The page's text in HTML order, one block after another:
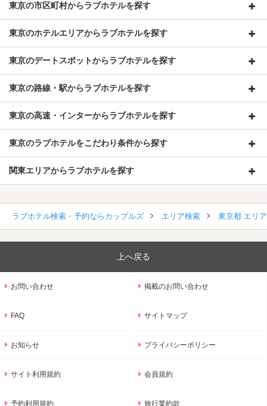
東京の市区町村からラブホテルを探す
東京のホテルエリアからラブホテルを探す
東京のデートスポットからラブホテルを探す
東京の路線・駅からラブホテルを探す
東京の高速・インターからラブホテルを探す
東京のラブホテルをこだわり条件から探す
関東エリアからラブホテルを探す
ラブホテル検索・予約ならカップルズ エリア検索 東京都 エリ
上へ戻る
お問い合わせ 掲載のお問い合わせ
FAQ サイトマップ
お知らせ プライバシーポリシー
サイト利用規約 会員規約
予約利用規約 旅行業約款